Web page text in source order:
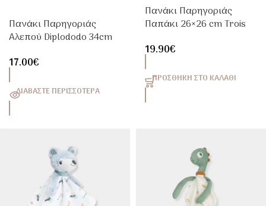
Πανάκι Παρηγοριάς
Αλεπού Diplododo 34cm
17.00€
ΔΙΑΒΆΣΤΕ ΠΕΡΙΣΣΌΤΕΡΑ
Πανάκι Παρηγοριάς
Παπάκι 26×26 cm Trois
19.90€
ΠΡΟΣΘΉΚΗ ΣΤΟ ΚΑΛΆΘΙ